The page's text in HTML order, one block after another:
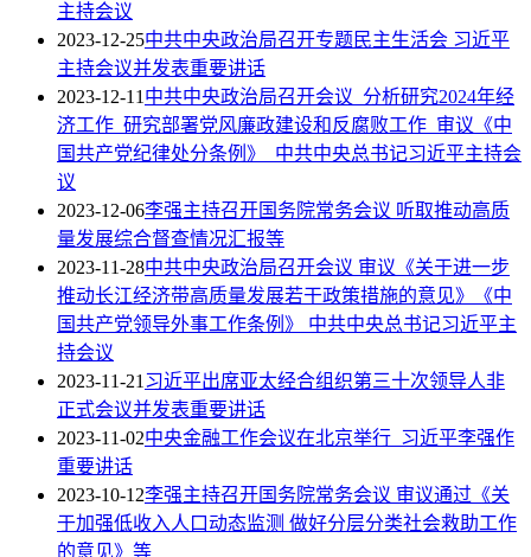
主持会议
2023-12-25中共中央政治局召开专题民主生活会 习近平
主持会议并发表重要讲话
2023-12-11中共中央政治局召开会议 分析研究2024年经
济工作 研究部署党风廉政建设和反腐败工作 审议《中
国共产党纪律处分条例》 中共中央总书记习近平主持会
议
2023-12-06李强主持召开国务院常务会议 听取推动高质
量发展综合督查情况汇报等
2023-11-28中共中央政治局召开会议 审议《关于进一步
推动长江经济带高质量发展若干政策措施的意见》《中
国共产党领导外事工作条例》 中共中央总书记习近平主
持会议
2023-11-21习近平出席亚太经合组织第三十次领导人非
正式会议并发表重要讲话
2023-11-02中央金融工作会议在北京举行 习近平李强作
重要讲话
2023-10-12李强主持召开国务院常务会议 审议通过《关
于加强低收入人口动态监测 做好分层分类社会救助工作
的意见》等